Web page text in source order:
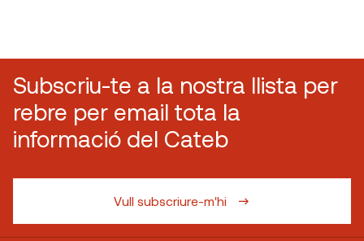
Subscriu-te a la nostra llista per
rebre per email tota la
informació del Cateb
Vull subscriure-m'hi